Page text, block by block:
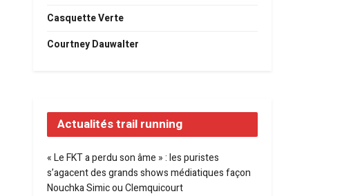
Casquette Verte
Courtney Dauwalter
Actualités trail running
« Le FKT a perdu son âme » : les puristes
s’agacent des grands shows médiatiques façon
Nouchka Simic ou Clemquicourt